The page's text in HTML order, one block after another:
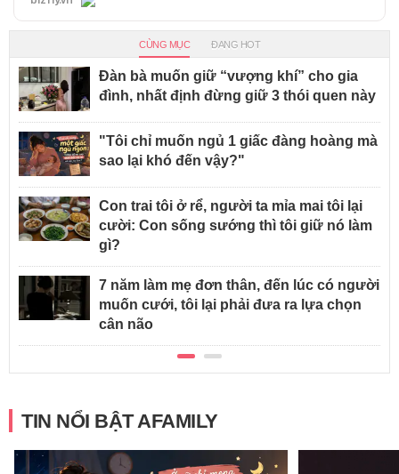
CÙNG MỤC ĐANG HOT
Đàn bà muốn giữ “vượng khí” cho gia
đình, nhất định đừng giữ 3 thói quen này
"Tôi chỉ muốn ngủ 1 giấc đàng hoàng mà
sao lại khó đến vậy?"
Con trai tôi ở rể, người ta mỉa mai tôi lại
cười: Con sống sướng thì tôi giữ nó làm
gì?
7 năm làm mẹ đơn thân, đến lúc có người
muốn cưới, tôi lại phải đưa ra lựa chọn
cân não
TIN NỔI BẬT AFAMILY